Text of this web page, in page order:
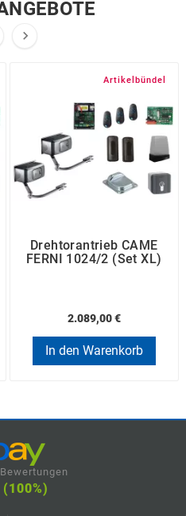

Artikelbündel
Drehtorantrieb CAME
FERNI 1024/2 (Set XL)
2.089,00 €
In den Warenkorb